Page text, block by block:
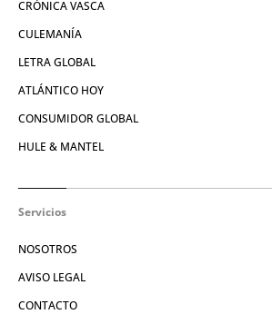
CRÓNICA VASCA
CULEMANÍA
LETRA GLOBAL
ATLÁNTICO HOY
CONSUMIDOR GLOBAL
HULE & MANTEL
Servicios
NOSOTROS
AVISO LEGAL
CONTACTO